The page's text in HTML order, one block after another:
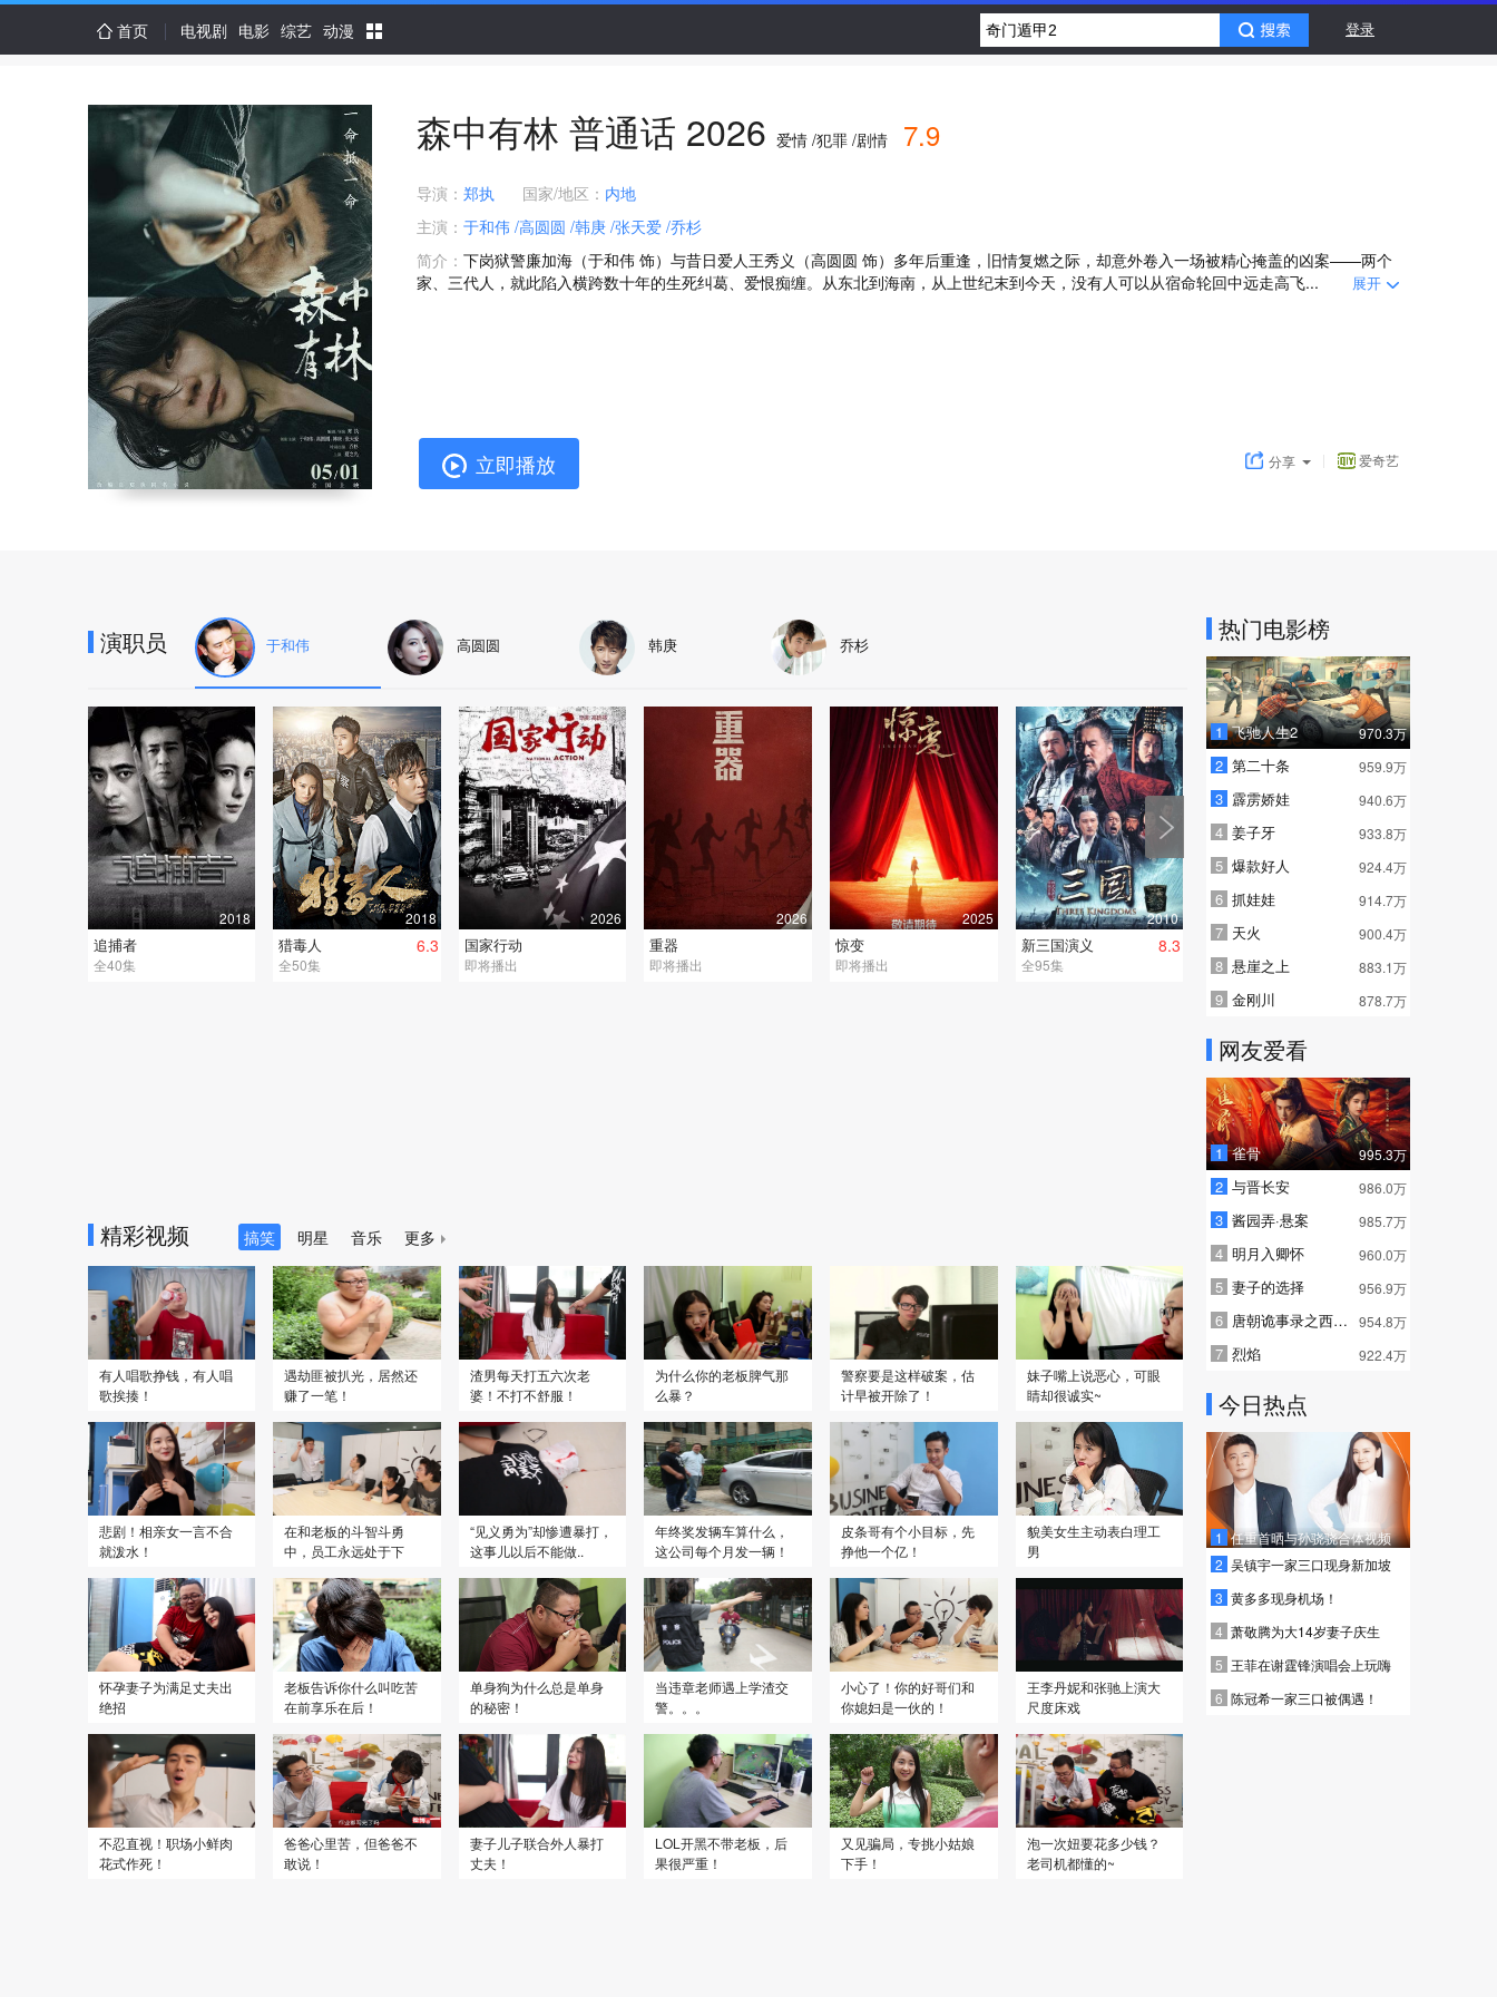
首页 电视剧 电影 综艺 动漫 登录
森中有林 普通话 2026 爱情 /犯罪 /剧情 7.9
导演： 郑执 国家/地区： 内地
主演： 于和伟 /高圆圆 /韩庚 /张天爱 /乔杉
简介： 下岗狱警廉加海（于和伟 饰）与昔日爱人王秀义（高圆圆 饰）多年后重逢，旧情复燃之际，却意外卷入一场被精心掩盖的凶案——两个
家、三代人，就此陷入横跨数十年的生死纠葛、爱恨痴缠。从东北到海南，从上世纪末到今天，没有人可以从宿命轮回中远走高飞...
展开
立即播放 分享 爱奇艺
演职员 于和伟 高圆圆 韩庚 乔杉
2018
追捕者
全40集
2018
猎毒人 6.3
全50集
2026
国家行动
即将播出
2026
重器
即将播出
2025
惊变
即将播出
2010
新三国演义 8.3
全95集
森中有林 7.9 你行！你上！ 7.8
精彩视频 搞笑 明星 音乐 更多
有人唱歌挣钱，有人唱
歌挨揍！
遇劫匪被扒光，居然还
赚了一笔！
渣男每天打五六次老
婆！不打不舒服！
为什么你的老板脾气那
么暴？
警察要是这样破案，估
计早被开除了！
妹子嘴上说恶心，可眼
睛却很诚实~
悲剧！相亲女一言不合
就泼水！
在和老板的斗智斗勇
中，员工永远处于下
“见义勇为”却惨遭暴打，
这事儿以后不能做..
年终奖发辆车算什么，
这公司每个月发一辆！
皮条哥有个小目标，先
挣他一个亿！
貌美女生主动表白理工
男
怀孕妻子为满足丈夫出
绝招
老板告诉你什么叫吃苦
在前享乐在后！
单身狗为什么总是单身
的秘密！
当违章老师遇上学渣交
警。。。
小心了！你的好哥们和
你媳妇是一伙的！
王李丹妮和张驰上演大
尺度床戏
不忍直视！职场小鲜肉
花式作死！
爸爸心里苦，但爸爸不
敢说！
妻子儿子联合外人暴打
丈夫！
LOL开黑不带老板，后
果很严重！
又见骗局，专挑小姑娘
下手！
泡一次妞要花多少钱？
老司机都懂的~
热门电影榜
1 飞驰人生2 970.3万
2 第二十条 959.9万
3 霹雳娇娃 940.6万
4 姜子牙 933.8万
5 爆款好人 924.4万
6 抓娃娃 914.7万
7 天火 900.4万
8 悬崖之上 883.1万
9 金刚川 878.7万
网友爱看
1 雀骨 995.3万
2 与晋长安 986.0万
3 酱园弄·悬案 985.7万
4 明月入卿怀 960.0万
5 妻子的选择 956.9万
6 唐朝诡事录之西行 普通话 954.8万
7 烈焰 922.4万
今日热点
1 任重首晒与孙骁骁合体视频
2 吴镇宇一家三口现身新加坡
3 黄多多现身机场！
4 萧敬腾为大14岁妻子庆生
5 王菲在谢霆锋演唱会上玩嗨
6 陈冠希一家三口被偶遇！